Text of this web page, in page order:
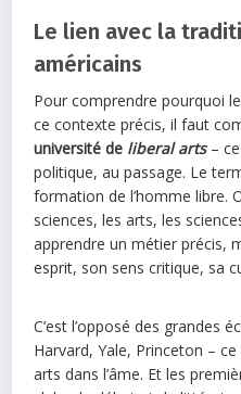
Le lien avec la
américains
Pour comprendre pourquoi
ce contexte précis, il faut
université de liberal arts– ce
politique, au passage. Le
formation de l’homme libre.
sciences, les arts, les
apprendre un métier précis,
esprit, son sens critique, sa
C’est l’opposé des grandes
Harvard, Yale, Princeton –
arts dans l’âme. Et les